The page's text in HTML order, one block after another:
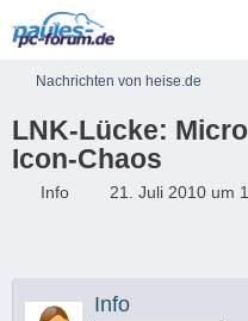
Nachrichten von heise.de
LNK-Lücke:
Icon-Chaos
Info 21. Juli 2010 um
Info